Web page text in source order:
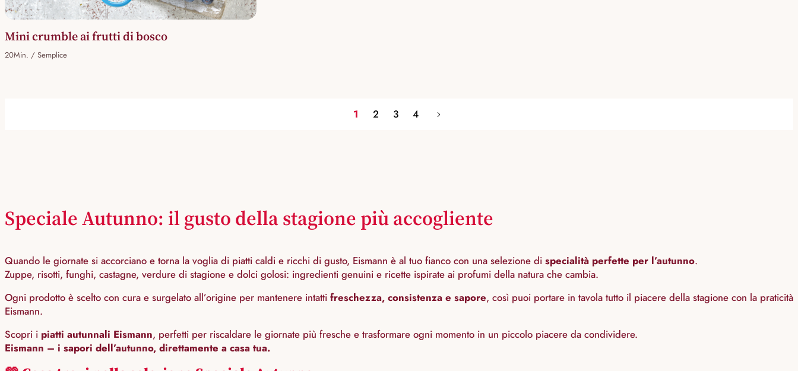
Mini crumble ai frutti di bosco
20Min. / Semplice
1 2 3 4
Speciale Autunno: il gusto della stagione più accogliente
Quando le giornate si accorciano e torna la voglia di piatti caldi e ricchi di gusto, Eismann è al tuo fianco con una selezione di specialità perfette per l’autunno.
Zuppe, risotti, funghi, castagne, verdure di stagione e dolci golosi: ingredienti genuini e ricette ispirate ai profumi della natura che cambia.
Ogni prodotto è scelto con cura e surgelato all’origine per mantenere intatti freschezza, consistenza e sapore, così puoi portare in tavola tutto il piacere della stagione con la praticità
Eismann.
Scopri i piatti autunnali Eismann, perfetti per riscaldare le giornate più fresche e trasformare ogni momento in un piccolo piacere da condividere.
Eismann – i sapori dell’autunno, direttamente a casa tua.